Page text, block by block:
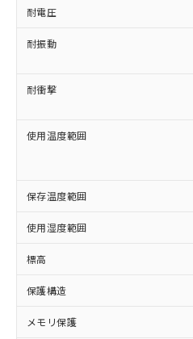
耐電圧
耐振動
耐衝撃
使用温度範囲
保存温度範囲
使用湿度範囲
標高
保護構造
メモリ保護
本サービスは、
商品の当社在庫
(税抜)を提供さ
当社制御機器事
本サービスの対
在庫状況および
記載している更
タに基づき作成
覧された時点で
準価格とは異な
正式な納期状況
様のお取引先、
ムロン制御機器
調査・確認中：EU
非含有の対応状況を調
非該当品：ライセンス
害物質有無と関係のな
仕入先様の事情により
いたものが、含有品と
むを得ず変更すること
鉛(Pb) 1000ppm以下、 水銀
ミウム(Cd) 100ppm以下、
六価クロム(Cr(Ⅵ)) 1000ppm以
(PBDE) 1000ppm以下、フタ
ル) (DEHP)(別名：DOP)
ルベンジル（BBP） 1000ppm
（DBP） 1000ppm以下、フ
但し、RoHS指令で産業用監視
フタル酸エステル類の４物質
図的な使用がないことを確認
「○」：最大均質材料
基準値以下であること
「×」：最大均質材料
基準値を超えているこ
「－」：未確認です。
*中国RoHS10物質の基準値
Pb(鉛) :1000ppm、 Hg(水銀)
ニル類) : 1000ppm、 PBDEs(
DBP(フタル酸ジブチル) :
イソブチル) : 1000ppm、
DEHP(フタル酸ビス(2-エチル
当社は、これら
為替および外国
（以下｢規制貨物
または国外への
国政府の輸出許
当社は規制貨物
全に破砕するなど
いよう必要な手
当社は貴社製品
ル、化学兵器、
武器並びにこれ
号
○ 一定数以上
一定数には
在庫なし(最
いては、お